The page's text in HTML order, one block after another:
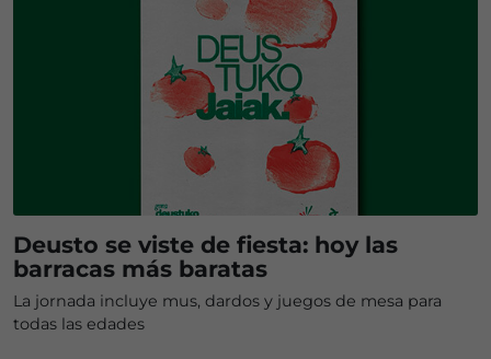
Deusto se viste de fiesta: hoy las
barracas más baratas
La jornada incluye mus, dardos y juegos de mesa para
todas las edades